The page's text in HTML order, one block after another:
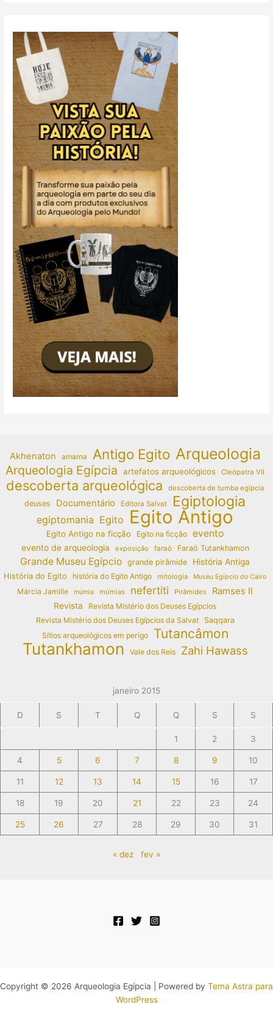
Akhenaton amarna Antigo Egito Arqueologia
Arqueologia Egípcia artefatos arqueológicos Cleópatra VII
descoberta arqueológica descoberta de tumba egípcia
deuses Documentário Editora Salvat Egiptologia
egiptomania Egito Egito Antigo
Egito Antigo na ficção Egito na ficção evento
evento de arqueologia exposição faraó Faraó Tutankhamon
Grande Museu Egípcio grande pirâmide
História Antiga
História do Egito
história do Egito Antigo mitologia Museu Egípcio do Cairo
Márcia Jamille múmia múmias nefertiti Pirâmides Ramses II
Revista
Revista Mistério dos Deuses Egípcios
Revista Mistério dos Deuses Egípcios da Salvat
Saqqara
Sítios arqueológicos em perigo
Tutancâmon
Tutankhamon Vale dos Reis Zahi Hawass
janeiro 2015
D S T Q Q S S
1 2 3
4 5 6 7 8 9 10
11 12 13 14 15 16 17
18 19 20 21 22 23 24
25 26 27 28 29 30 31
« dez fev »
Copyright © 2026 Arqueologia Egípcia | Powered by Tema Astra para
WordPress